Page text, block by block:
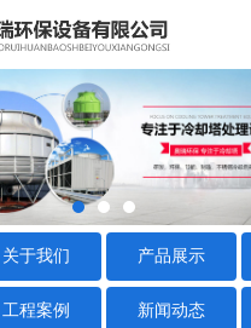
关于我们 产品展示
工程案例 新闻动态